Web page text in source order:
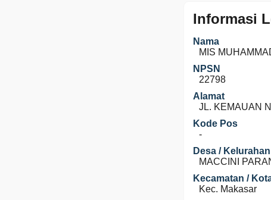
Informasi
Nama
MIS
NPSN
22798
Alamat
JL. KEMAUAN
Kode Pos
-
Desa / Kelurahan
MACCINI
Kecamatan /
Kec. Makasar